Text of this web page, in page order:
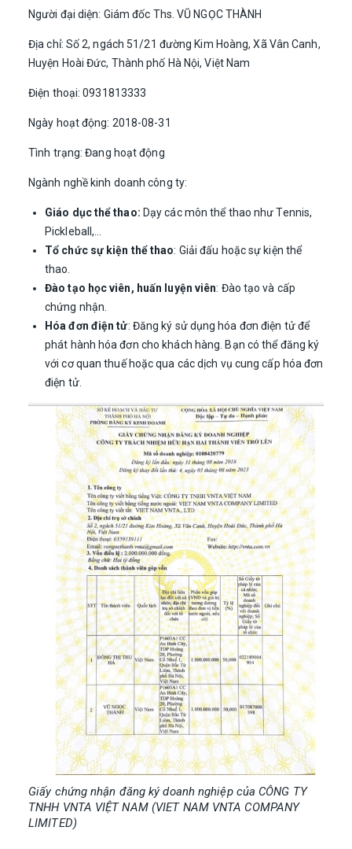
Người đại diện: Giám đốc Ths. VŨ NGỌC THÀNH
Địa chỉ: Số 2, ngách 51/21 đường Kim Hoàng, Xã Vân Canh,
Huyện Hoài Đức, Thành phố Hà Nội, Việt Nam
Điện thoại: 0931813333
Ngày hoạt động: 2018-08-31
Tình trạng: Đang hoạt động
Ngành nghề kinh doanh công ty:
Giáo dục thể thao: Dạy các môn thể thao như Tennis,
Pickleball,…
Tổ chức sự kiện thể thao: Giải đấu hoặc sự kiện thể
thao.
Đào tạo học viên, huấn luyện viên: Đào tạo và cấp
chứng nhận.
Hóa đơn điện tử: Đăng ký sử dụng hóa đơn điện tử để
phát hành hóa đơn cho khách hàng. Bạn có thể đăng ký
với cơ quan thuế hoặc qua các dịch vụ cung cấp hóa đơn
điện tử.
Giấy chứng nhận đăng ký doanh nghiệp của CÔNG TY
TNHH VNTA VIỆT NAM (VIET NAM VNTA COMPANY
LIMITED)